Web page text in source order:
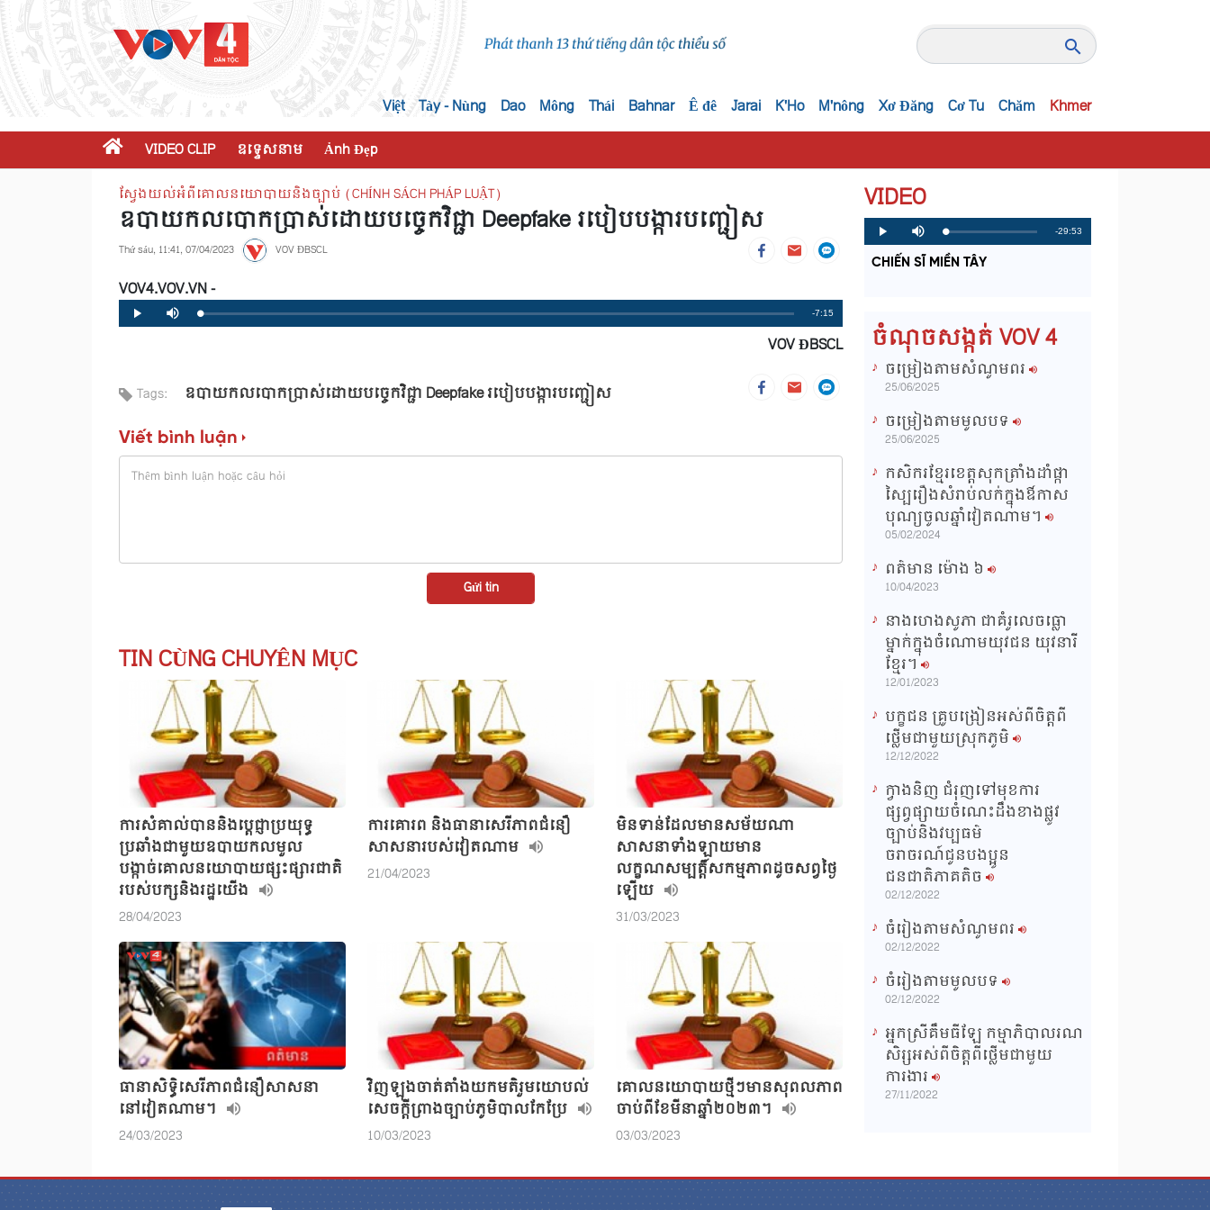
Việt Tày - Nùng Dao Mông Thái Bahnar Ê đê Jarai K'Ho M'nông Xơ Đăng Cơ Tu Chăm Khmer
VIDEO CLIP ឧទ្ទេសនាម Ảnh Đẹp
ស្វែងយល់អំពីគោលនយោបាយនិងច្បាប់ (CHÍNH SÁCH PHÁP LUẬT)
ឧបាយកលបោកប្រាស់ដោយបច្ចេកវិជ្ជា Deepfake របៀបបង្ការបញ្ជៀស
Thứ sáu, 11:41, 07/04/2023 VOV ĐBSCL
VOV4.VOV.VN -
Play Mute Loaded:
0%
Progress:
0%
Remaining
Time
-7:15
VOV ĐBSCL
Tags: ឧបាយកលបោកប្រាស់ដោយបច្ចេកវិជ្ជា Deepfake របៀបបង្ការបញ្ជៀស
Viết bình luận
TIN CÙNG CHUYÊN MỤC
ការសំគាល់បាននិងប្តេជ្ញាប្រយុទ្ធ
ប្រឆាំងជាមួយឧបាយកលមួល
បង្កាច់គោលនយោបាយផ្សះផ្សារជាតិ
របស់បក្សនិងរដ្ឋយើង
28/04/2023
ការគោរព និងធានាសេរីភាពជំនឿ
សាសនារបស់វៀតណាម
21/04/2023
មិនទាន់ដែលមានសម័យណា
សាសនាទាំងឡាយមាន
លក្ខណសម្បត្តិ៍សកម្មភាពដូចសព្វថ្ងៃ
ឡើយ
31/03/2023
ធានាសិទ្ធិសេរីភាពជំនឿសាសនា
នៅវៀតណាម។
24/03/2023
វិញឡុងចាត់តាំងយកមតិរួមយោបល់
សេចក្តីព្រាងច្បាប់ភូមិបាលកែប្រែ
10/03/2023
គោលនយោបាយថ្មីៗមានសុពលភាព
ចាប់ពីខែមីនាឆ្នាំ២០២៣។
03/03/2023
VIDEO
P
l
y
M
u
e
L
o
a
d
P
r
o
g
R
i
T
i
-29:53
CHIẾN SĨ MIỀN TÂY
ចំណុចសង្កត់ VOV 4
ចម្រៀងតាមសំណូមពរ
25/06/2025
ចម្រៀងតាមមូលបទ
25/06/2025
កសិករខ្មែរខេត្តសុកត្រាំងដាំផ្កា
ស្បៃរឿងសំរាប់លក់ក្នុងឳកាស
បុណ្យចូលឆ្នាំវៀតណាម។
05/02/2024
ពត៌មាន ម៉ោង​ ៦
10/04/2023
នាងហេងសូភា ជាគំរូលេចធ្លោ
ម្នាក់ក្នុងចំណោមយុវជន យុវនារី
ខ្មែរ។
12/01/2023
បក្ខជន គ្រូបង្រៀនអស់ពីចិត្តពី
ថ្លើមជាមួយស្រុកភូមិ
12/12/2022
ក្វាងនិញ ជំរុញទៅមុខការ
ផ្សព្វផ្សាយចំណេះដឹងខាងផ្លូវ
ច្បាប់និងវប្បធម៌
ចរាចរណ៍ជូនបងប្អូន
ជនជាតិភាគតិច
02/12/2022
ចំរៀងតាមសំណូមពរ
02/12/2022
ចំរៀងតាមមូលបទ
02/12/2022
អ្នកស្រីគឹមធីឡែ កម្មាភិបាលរណ
សិរ្សអស់ពីចិត្តពីថ្លើមជាមួយ
ការងារ
27/11/2022